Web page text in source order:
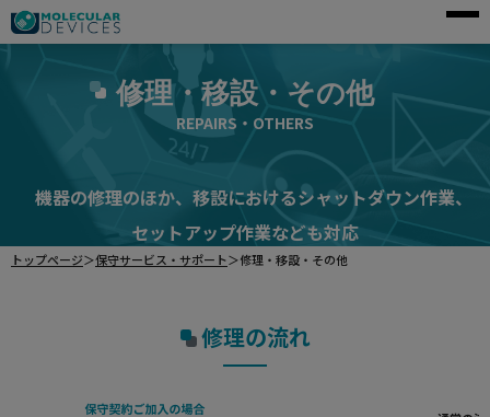
モレキュラーデバイスとは
アプリケーション
サービス・サポート
導入事例
資料請求
修理・移設・その他
REPAIRS・OTHERS
機器の修理のほか、移設におけるシャットダウン作業、
セットアップ作業なども対応
トップページ＞保守サービス・サポート＞修理・移設・その他
修理の流れ